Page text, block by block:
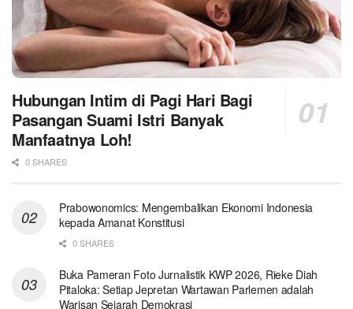
Hubungan Intim di Pagi Hari Bagi
Pasangan Suami Istri Banyak
Manfaatnya Loh!
0 SHARES
Prabowonomics: Mengembalikan Ekonomi Indonesia
kepada Amanat Konstitusi
0 SHARES
Buka Pameran Foto Jurnalistik KWP 2026, Rieke Diah
Pitaloka: Setiap Jepretan Wartawan Parlemen adalah
Warisan Sejarah Demokrasi